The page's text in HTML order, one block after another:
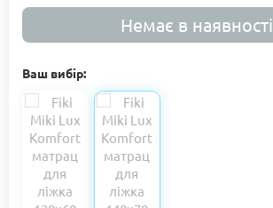
Немає в наявності
Ваш вибір: